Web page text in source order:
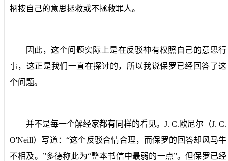
柄按自己的意思拯救或不拯救罪人。
因此，这个问题实际上是在反驳神有权照自己的意思行
事，这正是我们一直在探讨的，所以我说保罗已经回答了这
个问题。
并不是每一个解经家都有同样的看见。 J. C.欧尼尔（J. C.
O'Neill）写道：“这个反驳合情合理，而保罗的回答却风马牛
不相及。”多德称此为“整本书信中最弱的一点”。但保罗已经